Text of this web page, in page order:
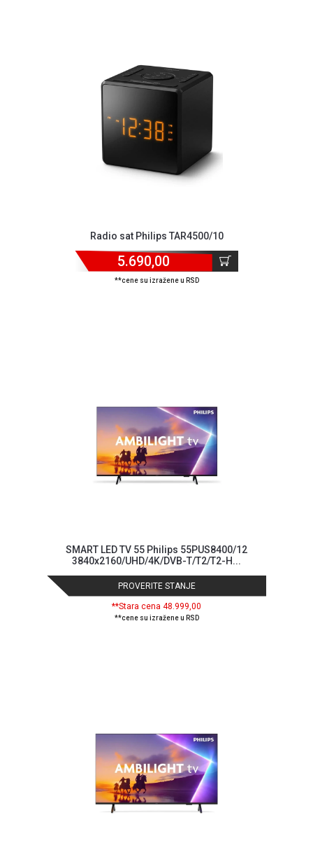
Radio sat Philips TAR4500/10
5.690,00
**cene su izražene u RSD
SMART LED TV 55 Philips 55PUS8400/12
3840x2160/UHD/4K/DVB-T/T2/T2-H...
PROVERITE STANJE
**Stara cena 48.999,00
**cene su izražene u RSD